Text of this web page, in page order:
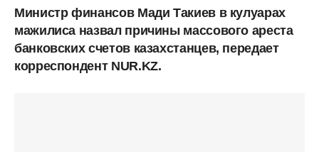
Министр финансов Мади Такиев в кулуарах
мажилиса назвал причины массового ареста
банковских счетов казахстанцев, передает
корреспондент NUR.KZ.